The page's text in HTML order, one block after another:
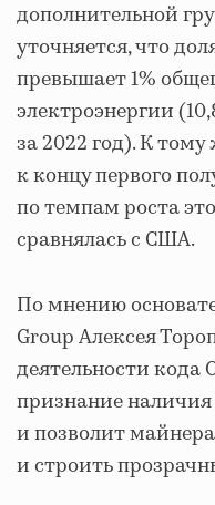
дополнительной
уточняется, что
превышает 1%
электроэнергии
за 2022 год). К
к концу первого
по темпам роста
сравнялась с США.
По мнению
Group Алексея
деятельности кода
признание
и позволит
и строить